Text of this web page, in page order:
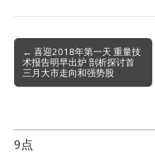
Post
navigation
← 喜迎2018年第一天 重量技
术报告明早出炉 剖析探讨首
三月大市走向和强势股
9点